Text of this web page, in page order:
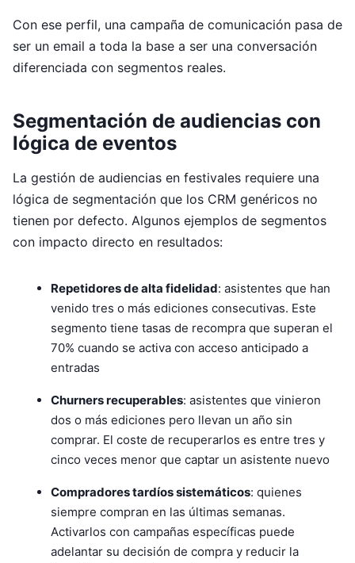
Con ese perfil, una campaña de comunicación pasa de
ser un email a toda la base a ser una conversación
diferenciada con segmentos reales.
Segmentación de audiencias con
lógica de eventos
La gestión de audiencias en festivales requiere una
lógica de segmentación que los CRM genéricos no
tienen por defecto. Algunos ejemplos de segmentos
con impacto directo en resultados:
Repetidores de alta fidelidad: asistentes que han
venido tres o más ediciones consecutivas. Este
segmento tiene tasas de recompra que superan el
70% cuando se activa con acceso anticipado a
entradas
Churners recuperables: asistentes que vinieron
dos o más ediciones pero llevan un año sin
comprar. El coste de recuperarlos es entre tres y
cinco veces menor que captar un asistente nuevo
Compradores tardíos sistemáticos: quienes
siempre compran en las últimas semanas.
Activarlos con campañas específicas puede
adelantar su decisión de compra y reducir la